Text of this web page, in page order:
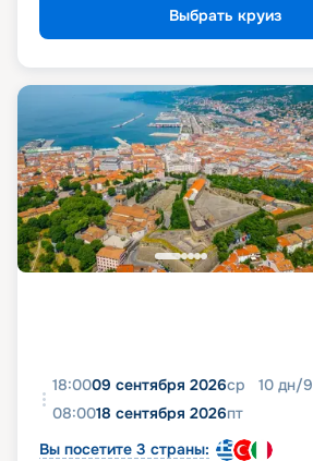
Выбрать круиз
18:0009 сентября 2026ср 10 дн/9
08:0018 сентября 2026пт
Вы посетите 3 страны: